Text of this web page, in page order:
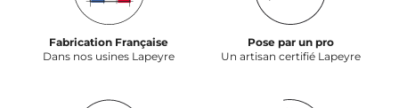
Fabrication Française
Dans nos usines Lapeyre
Pose par un pro
Un artisan certifié Lapeyre